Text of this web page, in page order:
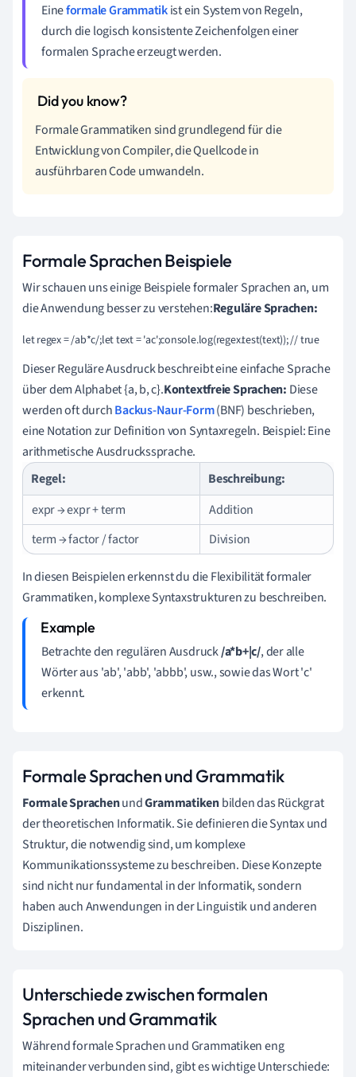
Eineformale Grammatikist ein System von Regeln,
durch die logisch konsistente Zeichenfolgen einer
formalen Sprache erzeugt werden.
Formale Grammatiken sind grundlegend für die
Entwicklung von Compiler, die Quellcode in
ausführbaren Code umwandeln.
Formale Sprachen Beispiele
Wir schauen uns einige Beispiele formaler Sprachen an, um
die Anwendung besser zu verstehen:Reguläre Sprachen:
let regex = /ab*c/;let text = 'ac';console.log(regex.test(text)); // true
Dieser Reguläre Ausdruck beschreibt eine einfache Sprache
über dem Alphabet {a, b, c}.Kontextfreie Sprachen: Diese
werden oft durchBackus-Naur-Form(BNF) beschrieben,
eine Notation zur Definition von Syntaxregeln. Beispiel: Eine
arithmetische Ausdruckssprache.
Regel:
Beschreibung:
expr → expr + term
Addition
term → factor / factor
Division
In diesen Beispielen erkennst du die Flexibilität formaler
Grammatiken, komplexe Syntaxstrukturen zu beschreiben.
Betrachte den regulären Ausdruck/a*b+|c/, der alle
Wörter aus 'ab', 'abb', 'abbb', usw., sowie das Wort 'c'
erkennt.
Formale Sprachen und Grammatik
Formale SprachenundGrammatikenbilden das Rückgrat
der theoretischen Informatik. Sie definieren die Syntax und
Struktur, die notwendig sind, um komplexe
Kommunikationssysteme zu beschreiben. Diese Konzepte
sind nicht nur fundamental in der Informatik, sondern
haben auch Anwendungen in der Linguistik und anderen
Disziplinen.
Unterschiede zwischen formalen
Sprachen und Grammatik
Während formale Sprachen und Grammatiken eng
miteinander verbunden sind, gibt es wichtige Unterschiede: